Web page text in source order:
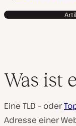
Was ist
Eine TLD – oder
Adresse einer